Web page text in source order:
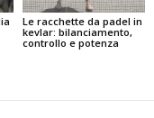
Le racchette da padel in
kevlar: bilanciamento,
controllo e potenza